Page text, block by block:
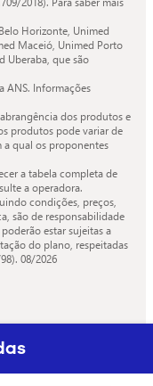
Horizonte, Unimed
Maceió, Unimed Porto
Uberaba, que são
ANS. Informações
dos produtos e
produtos pode variar de
a qual os proponentes
a tabela completa de
a operadora.
condições, preços,
são de responsabilidade
estar sujeitas a
do plano, respeitadas
08/2026